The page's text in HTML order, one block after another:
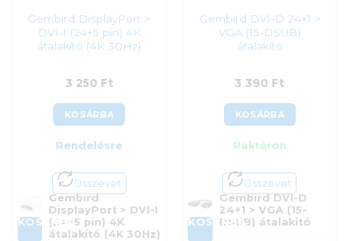
Gembird DisplayPort >
DVI-I (24+5 pin) 4K
átalakító (4K 30Hz)
3 250 Ft
KOSÁRBA
Rendelésre
Összevet
KOSÁRBA
Gembird
DisplayPort > DVI-I
(24+5 pin) 4K
átalakító (4K 30Hz)
Gembird DVI-D 24+1 >
VGA (15-DSUB)
átalakító
3 390 Ft
KOSÁRBA
Raktáron
Összevet
KOSÁRBA
Gembird DVI-D
24+1 > VGA (15-
DSUB) átalakító